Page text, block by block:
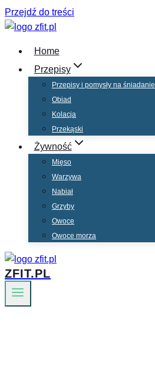
Przejdź do treści
Home
Przepisy
Przepisy i pomysły na śniadanie
Obiad
Kolacja
Przekąski
Żywność
Mięso
Warzywa
Nabiał
Grzyby
Owoce
Owoce morza
ZFIT.PL